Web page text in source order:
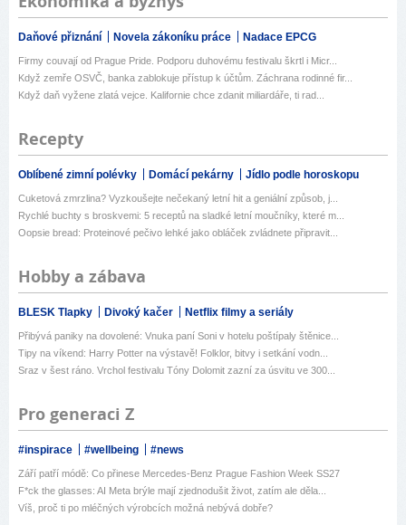
Daňové přiznání Novela zákoníku práce Nadace EPCG
Firmy couvají od Prague Pride. Podporu duhovému festivalu škrtl i Micr...
Když zemře OSVČ, banka zablokuje přístup k účtům. Záchrana rodinné fir...
Když daň vyžene zlatá vejce. Kalifornie chce zdanit miliardáře, ti rad...
Recepty
Oblíbené zimní polévky Domácí pekárny Jídlo podle horoskopu
Cuketová zmrzlina? Vyzkoušejte nečekaný letní hit a geniální způsob, j...
Rychlé buchty s broskvemi: 5 receptů na sladké letní moučníky, které m...
Oopsie bread: Proteinové pečivo lehké jako obláček zvládnete připravit...
Hobby a zábava
BLESK Tlapky Divoký kačer Netflix filmy a seriály
Přibývá paniky na dovolené: Vnuka paní Soni v hotelu poštípaly štěnice...
Tipy na víkend: Harry Potter na výstavě! Folklor, bitvy i setkání vodn...
Sraz v šest ráno. Vrchol festivalu Tóny Dolomit zazní za úsvitu ve 300...
Pro generaci Z
#inspirace #wellbeing #news
Září patří módě: Co přinese Mercedes-Benz Prague Fashion Week SS27
F*ck the glasses: AI Meta brýle mají zjednodušit život, zatím ale děla...
Víš, proč ti po mléčných výrobcích možná nebývá dobře?